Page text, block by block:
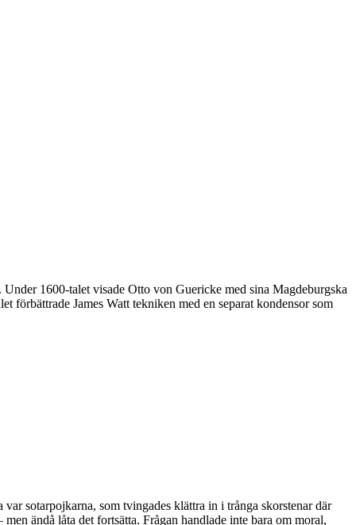
1600-talet visade Otto von Guericke med sina Magdeburgska
James Watt tekniken med en separat kondensor som
sotarpojkarna, som tvingades klättra in i trånga skorstenar där
ändå låta det fortsätta. Frågan handlade inte bara om moral,